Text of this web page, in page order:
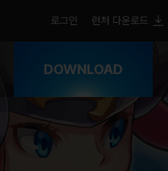
로그인 런처 다운로드
DOWNLOAD
Google Play